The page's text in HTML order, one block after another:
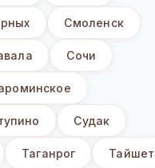
Смоленск
Сочи
Судак
Таганрог Тайшет